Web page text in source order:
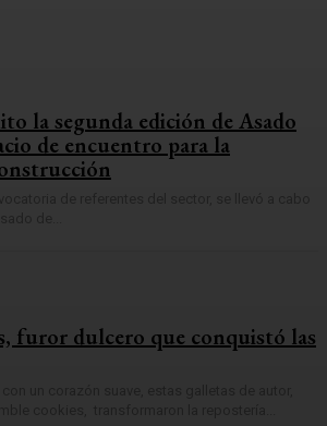
la segunda edición de Asado
de encuentro para la
furor dulcero que conquistó las